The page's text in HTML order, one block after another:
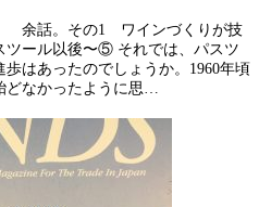
余話。その1 ワインづくりが技
ール以後〜⑤ それでは、パスツ
はあったのでしょうか。1960年頃
どなかったように思…